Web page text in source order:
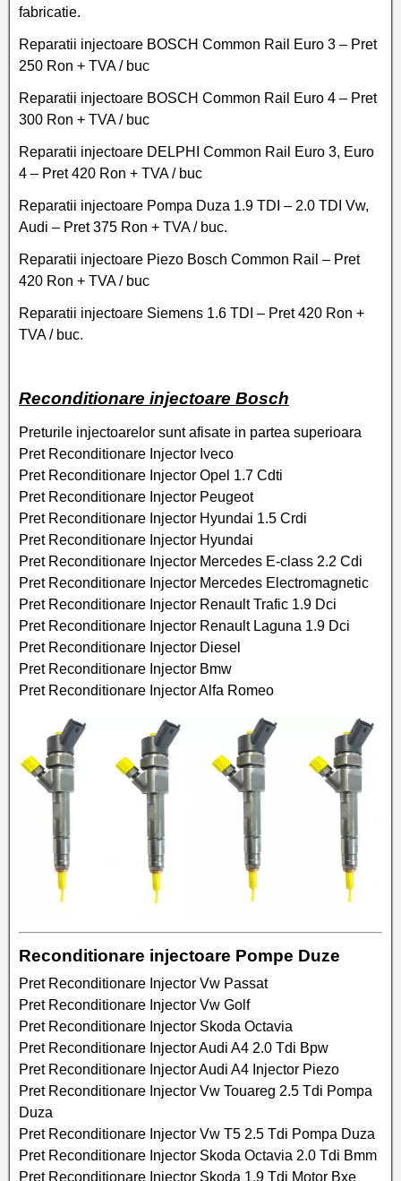
fabricatie.
Reparatii injectoare BOSCH Common Rail Euro 3 – Pret
250 Ron + TVA / buc
Reparatii injectoare BOSCH Common Rail Euro 4 – Pret
300 Ron + TVA / buc
Reparatii injectoare DELPHI Common Rail Euro 3, Euro
4 – Pret 420 Ron + TVA / buc
Reparatii injectoare Pompa Duza 1.9 TDI – 2.0 TDI Vw,
Audi – Pret 375 Ron + TVA / buc.
Reparatii injectoare Piezo Bosch Common Rail – Pret
420 Ron + TVA / buc
Reparatii injectoare Siemens 1.6 TDI – Pret 420 Ron +
TVA / buc.
Reconditionare injectoare Bosch
Preturile injectoarelor sunt afisate in partea superioara
Pret Reconditionare Injector Iveco
Pret Reconditionare Injector Opel 1.7 Cdti
Pret Reconditionare Injector Peugeot
Pret Reconditionare Injector Hyundai 1.5 Crdi
Pret Reconditionare Injector Hyundai
Pret Reconditionare Injector Mercedes E-class 2.2 Cdi
Pret Reconditionare Injector Mercedes Electromagnetic
Pret Reconditionare Injector Renault Trafic 1.9 Dci
Pret Reconditionare Injector Renault Laguna 1.9 Dci
Pret Reconditionare Injector Diesel
Pret Reconditionare Injector Bmw
Pret Reconditionare Injector Alfa Romeo
Reconditionare injectoare Pompe Duze
Pret Reconditionare Injector Vw Passat
Pret Reconditionare Injector Vw Golf
Pret Reconditionare Injector Skoda Octavia
Pret Reconditionare Injector Audi A4 2.0 Tdi Bpw
Pret Reconditionare Injector Audi A4 Injector Piezo
Pret Reconditionare Injector Vw Touareg 2.5 Tdi Pompa
Duza
Pret Reconditionare Injector Vw T5 2.5 Tdi Pompa Duza
Pret Reconditionare Injector Skoda Octavia 2.0 Tdi Bmm
Pret Reconditionare Injector Skoda 1.9 Tdi Motor Bxe